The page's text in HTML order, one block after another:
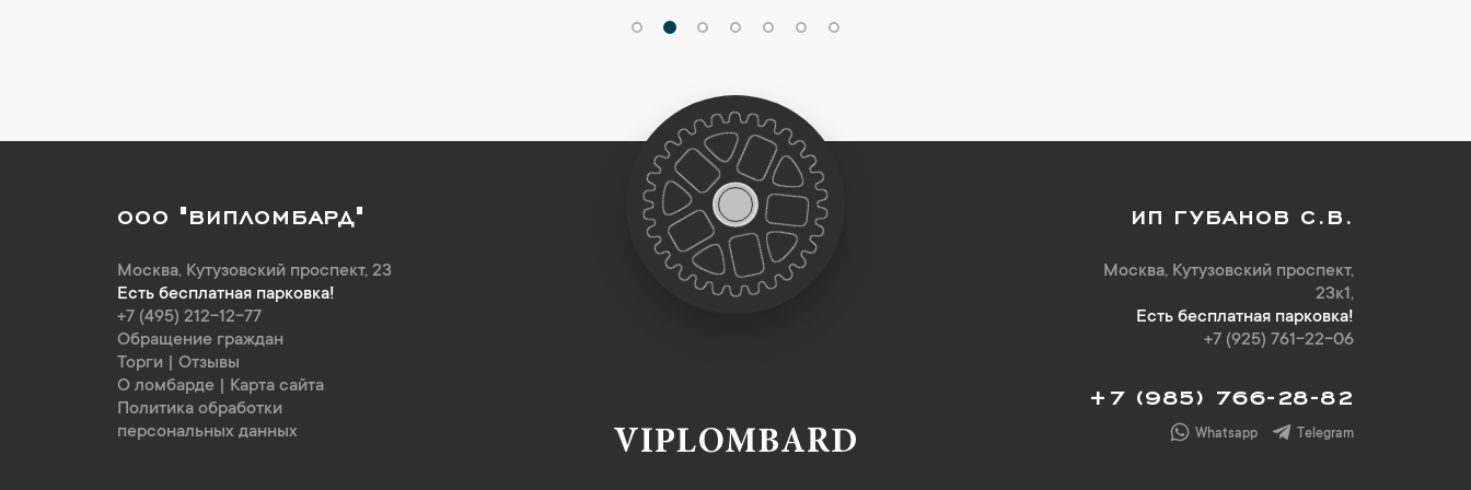
ООО "ВИПЛОМБАРД"
Москва, Кутузовский проспект, 23
Есть бесплатная парковка!
+7 (495) 212-12-77
Обращение граждан
Торги
Отзывы
О ломбарде
Карта сайта
Политика обработки
персональных данных
ИП ГУБАНОВ С.В.
Москва, Кутузовский проспект,
23к1,
Есть бесплатная парковка!
+7 (925) 761-22-06
+7 (985) 766-28-82
Whatsapp Telegram
VIPLOMBARD